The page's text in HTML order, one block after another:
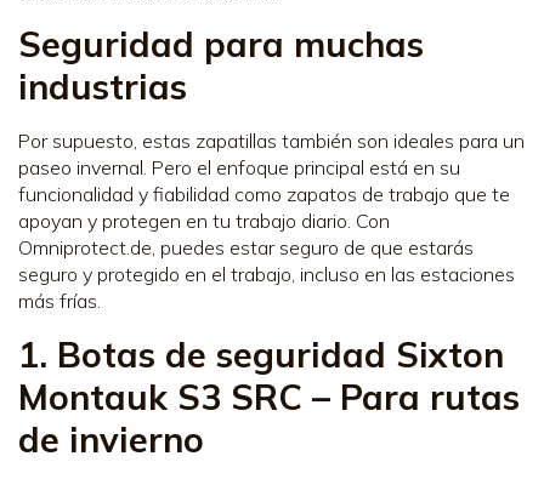
Seguridad para muchas
industrias
Por supuesto, estas zapatillas también son ideales para un
paseo invernal. Pero el enfoque principal está en su
funcionalidad y fiabilidad como zapatos de trabajo que te
apoyan y protegen en tu trabajo diario. Con
Omniprotect.de, puedes estar seguro de que estarás
seguro y protegido en el trabajo, incluso en las estaciones
más frías.
1. Botas de seguridad Sixton
Montauk S3 SRC – Para rutas
de invierno